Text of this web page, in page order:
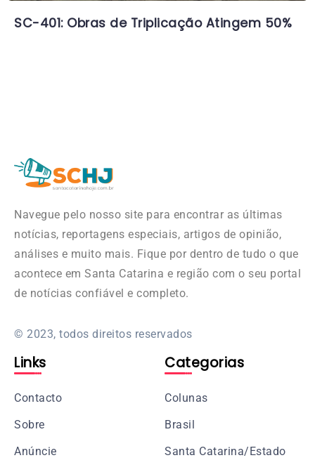
SC-401: Obras de Triplicação Atingem 50%
Navegue pelo nosso site para encontrar as últimas
notícias, reportagens especiais, artigos de opinião,
análises e muito mais. Fique por dentro de tudo o que
acontece em Santa Catarina e região com o seu portal
de notícias confiável e completo.
© 2023, todos direitos reservados
Links
Contacto
Sobre
Anúncie
Categorias
Colunas
Brasil
Santa Catarina/Estado